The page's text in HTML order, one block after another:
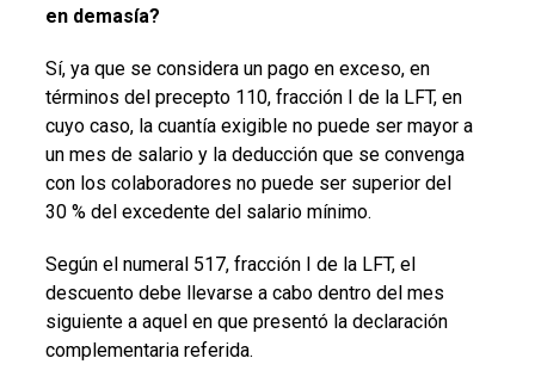
en demasía?
Sí, ya que se considera un pago en exceso, en
términos del precepto 110, fracción I de la LFT, en
cuyo caso, la cuantía exigible no puede ser mayor a
un mes de salario y la deducción que se convenga
con los colaboradores no puede ser superior del
30 % del excedente del salario mínimo.
Según el numeral 517, fracción I de la LFT, el
descuento debe llevarse a cabo dentro del mes
siguiente a aquel en que presentó la declaración
complementaria referida.